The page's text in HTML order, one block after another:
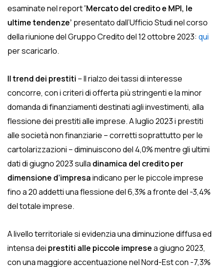
esaminate nel report‘Mercato del credito e MPI, le
ultime tendenze’ presentato dall’Ufficio Studi nel corso
della riunione del Gruppo Credito del 12 ottobre 2023: qui
per scaricarlo.
Il trend dei prestiti – Il rialzo dei tassi di interesse
concorre, con i criteri di offerta più stringenti e la minor
domanda di finanziamenti destinati agli investimenti, alla
flessione dei prestiti alle imprese. A luglio 2023 i prestiti
alle società non finanziarie – corretti soprattutto per le
cartolarizzazioni – diminuiscono del 4,0% mentre gli ultimi
dati di giugno 2023 sulla dinamica del credito per
dimensione d’impresaindicano per le piccole imprese
fino a 20 addetti una flessione del 6,3% a fronte del -3,4%
del totale imprese.
A livello territoriale si evidenzia una diminuzione diffusa ed
intensa dei prestiti alle piccole impresea giugno 2023,
con una maggiore accentuazione nel Nord-Est con -7,3%